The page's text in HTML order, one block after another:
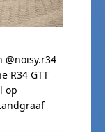
@noisy.r34
R34 GTT
op